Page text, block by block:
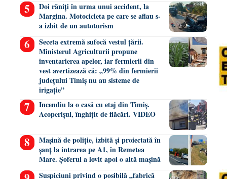
Doi răniți în urma unui accident, la
Margina. Motocicleta pe care se aflau s-
a izbit de un autoturism
Seceta extremă sufocă vestul țării.
Ministerul Agriculturii propune
inventarierea apelor, iar fermierii din
vest avertizează că: „99% din fermierii
județului Timiș nu au sisteme de
irigație”
Incendiu la o casă cu etaj din Timiș.
Acoperișul, înghițit de flăcări. VIDEO
Mașină de poliție, izbită și proiectată în
șanț la intrarea pe A1, în Remetea
Mare. Șoferul a lovit apoi o altă mașină
Suspiciuni privind o posibilă „fabrică